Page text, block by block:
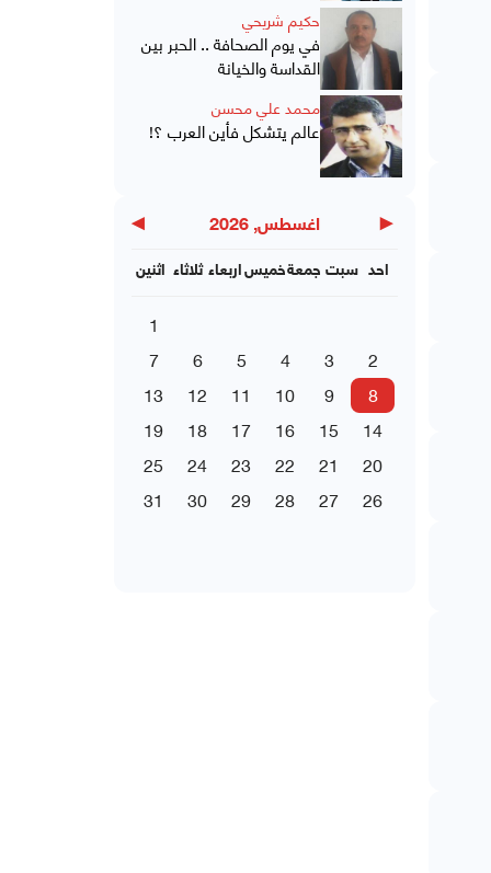
حكيم شريحي
في يوم الصحافة .. الحبر بين
القداسة والخيانة
محمد علي محسن
عالم يتشكل فأين العرب ؟!
◀ اغسطس, 2026 ▶
اثنين ثلاثاء اربعاءخميسجمعة سبت احد
1
2
3
4
5
6
7
8
9
10
11
12
13
14
15
16
17
18
19
20
21
22
23
24
25
26
27
28
29
30
31